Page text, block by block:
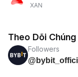
XAN
Theo Dõi
Followers